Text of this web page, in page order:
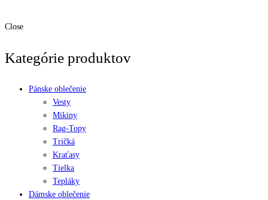
Close
Kategórie produktov
Pánske oblečenie
Vesty
Mikiny
Rag-Topy
Tričká
Kraťasy
Tielka
Tepláky
Dámske oblečenie